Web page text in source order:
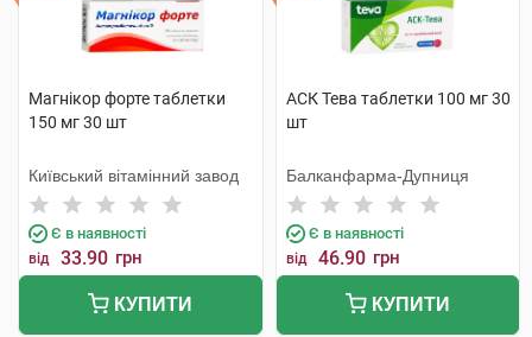
Магнікор форте таблетки
150 мг 30 шт
Київський вітамінний завод
Є в наявності
від 33.90 грн
КУПИТИ
АСК Тева таблетки 100 мг 30
шт
Балканфарма-Дупниця
Є в наявності
від 46.90 грн
КУПИТИ